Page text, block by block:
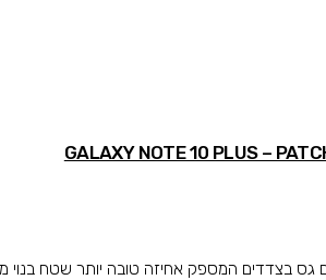
בצדדים המספק אחיזה טובה יותר שטח בנוי